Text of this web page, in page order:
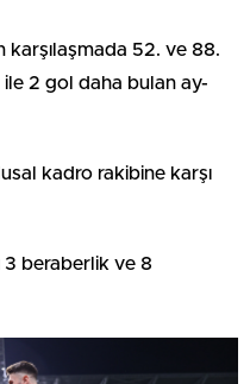
karşılaşmada 52. ve 88.
2 gol daha bulan ay-
kadro rakibine karşı
3 beraberlik ve 8